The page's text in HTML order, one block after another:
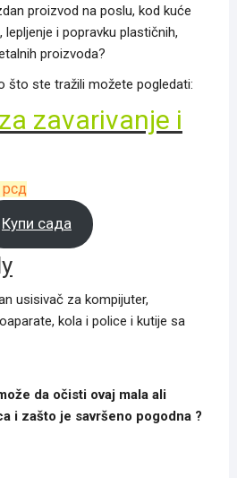
proizvod na poslu, kod kuće
lepljenje i popravku plastičnih,
proizvoda?
što ste tražili možete pogledati:
zavarivanje i
рсд
је:
790.00 рсд.
Купи сада
usisivač za kompijuter,
kola i police i kutije sa
da očisti ovaj mala ali
i zašto je savršeno pogodna ?